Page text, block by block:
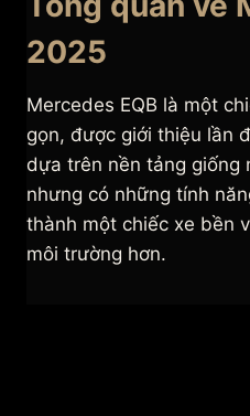
2025
Mercedes EQB là một
gọn, được giới thiệu lần
dựa trên nền tảng giống
nhưng có những tính
thành một chiếc xe bền
môi trường hơn.